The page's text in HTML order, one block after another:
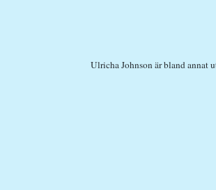
Ulricha Johnson är bland annat